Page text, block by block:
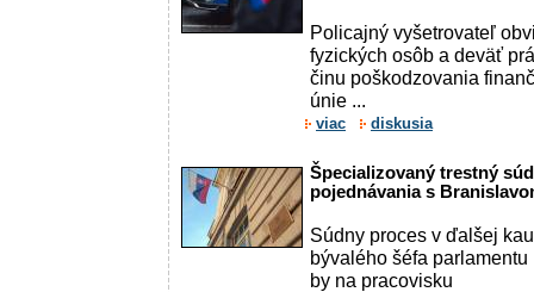
Policajný vyšetrovateľ
fyzických osôb a deväť
činu poškodzovania
únie ...
viac diskusia
Špecializovaný trestný
pojednávania s
Súdny proces v ďalšej
bývalého šéfa
by na pracovisku